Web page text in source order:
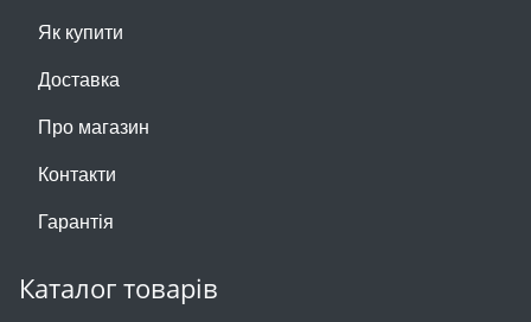
Як купити
Доставка
Про магазин
Контакти
Гарантія
Каталог товарів